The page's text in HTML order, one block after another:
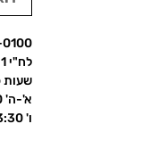
לח"י 21, בני ברק
שעות
א'-ה' 09:30-18:00
ו' 09:30-13:30